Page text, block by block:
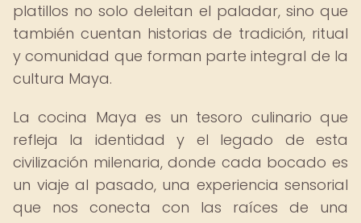
platillos no solo deleitan el paladar, sino que
también cuentan historias de tradición, ritual
y comunidad que forman parte integral de la
cultura Maya.
La cocina Maya es un tesoro culinario que
refleja la identidad y el legado de esta
civilización milenaria, donde cada bocado es
un viaje al pasado, una experiencia sensorial
que nos conecta con las raíces de una